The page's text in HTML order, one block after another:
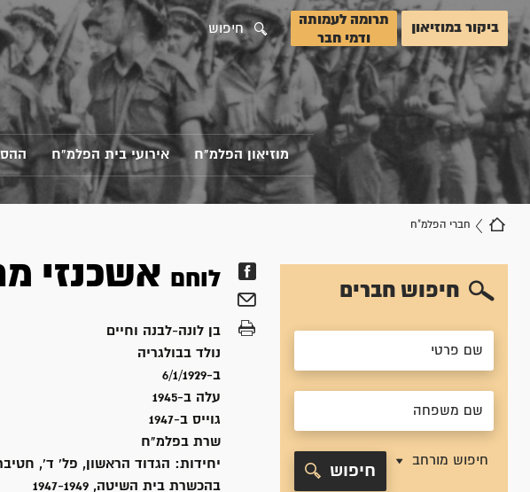
ביקור במוזיאון
תרומה לעמותה
ודמי חבר
חיפוש
מוזיאון הפלמ"ח אירועי בית הפלמ"ח
חברי הפלמ"ח
חיפוש חברים
חיפוש מורחב
חיפוש
לוחם אשכנזי
בן לונה-לבנה וחיים
נולד בבולגריה
ב-6/1/1929
עלה ב-1945
גוייס ב-1947
שרת בפלמ"ח
יחידות: הגדוד הראשון, פל' ד',
בהכשרת בית השיטה, 1947-1949